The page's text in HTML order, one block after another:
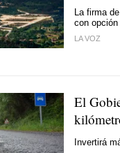
La firma
con
LA VOZ
El
Invertirá